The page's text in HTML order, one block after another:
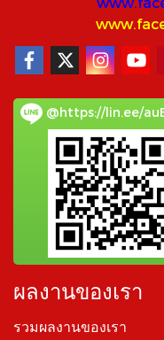
@https://lin.ee/
ผลงานของเรา
รวมผลงานของเรา